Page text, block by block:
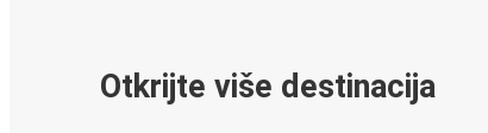
Otkrijte više destinacija